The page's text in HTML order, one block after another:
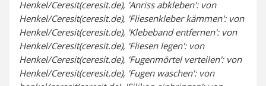
Henkel/Ceresit(ceresit.de), 'Anriss abkleben': von
Henkel/Ceresit(ceresit.de), 'Fliesenkleber kämmen': von
Henkel/Ceresit(ceresit.de), 'Klebeband entfernen': von
Henkel/Ceresit(ceresit.de), 'Fliesen legen': von
Henkel/Ceresit(ceresit.de), 'Fugenmörtel verteilen': von
Henkel/Ceresit(ceresit.de), 'Fugen waschen': von